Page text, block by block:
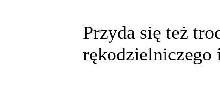
Przyda się też
rękodzielniczego